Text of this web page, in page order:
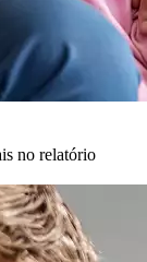
no relatório